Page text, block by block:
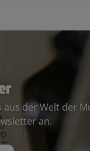
der Welt der
an.